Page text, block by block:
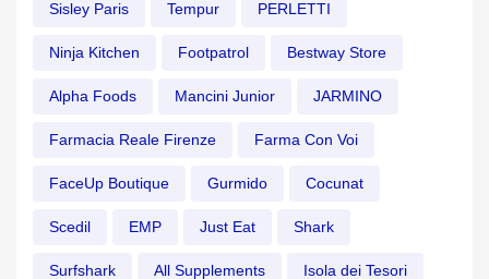
Sisley Paris Tempur PERLETTI
Ninja Kitchen Footpatrol Bestway Store
Alpha Foods Mancini Junior JARMINO
Farmacia Reale Firenze Farma Con Voi
FaceUp Boutique Gurmido Cocunat
Scedil EMP Just Eat Shark
Surfshark All Supplements Isola dei Tesori